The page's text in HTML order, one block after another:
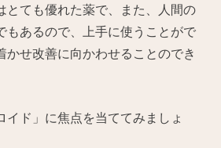
とても優れた薬で、また、人間の
もあるので、上手に使うことがで
かせ改善に向かわせることのでき
イド」に焦点を当ててみましょ